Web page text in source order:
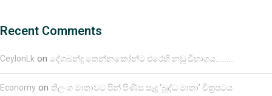
Recent Comments
CeylonLk on දේශබන්දු තෙන්නකෝන්ට එරෙහි නඩු විභාගය……….
Economy on තිලංග මාතාවට පින් පිණිස සෑදූ ‘බුද්ධ මාතා’ චිත්‍රපටය